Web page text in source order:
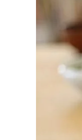
Beauty &
メイクアップ
敏感肌・アトピー
原料・素材